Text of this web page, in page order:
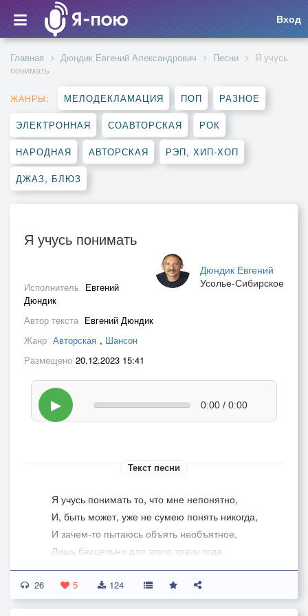
Вход
Главная Дюндик Евгений Александрович Песни
Я учусь
понимать
ЖАНРЫ: МЕЛОДЕКЛАМАЦИЯ ПОП РАЗНОЕ
ЭЛЕКТРОННАЯ СОАВТОРСКАЯ РОК
НАРОДНАЯ АВТОРСКАЯ РЭП, ХИП-ХОП
ДЖАЗ, БЛЮЗ
Я учусь понимать
Дюндик Евгений
Усолье-Сибирское
Исполнитель Евгений
Дюндик
Автор текста Евгений Дюндик
Жанр Авторская , Шансон
Размещено 20.12.2023 15:41
▶ 0:00 / 0:00
Текст песни
Я учусь понимать то, что мне непонятно,
И, быть может, уже не сумею понять никогда,
И зачем-то пытаюсь объять необъятное,
Лишь бесцельно для этого трачу года.
Незаметно текут они, словно вода между пальцев,
И куда-то уходят от нас, за собой не оставив
следа,
26 5 124